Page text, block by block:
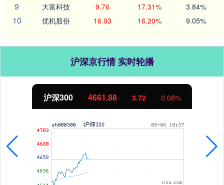
9 大富科技 9.76 17.31% 3.84%
10 优机股份 16.93 16.20% 9.05%
沪深京行情 实时轮播
北证50 1121.64 2.18 0.20%